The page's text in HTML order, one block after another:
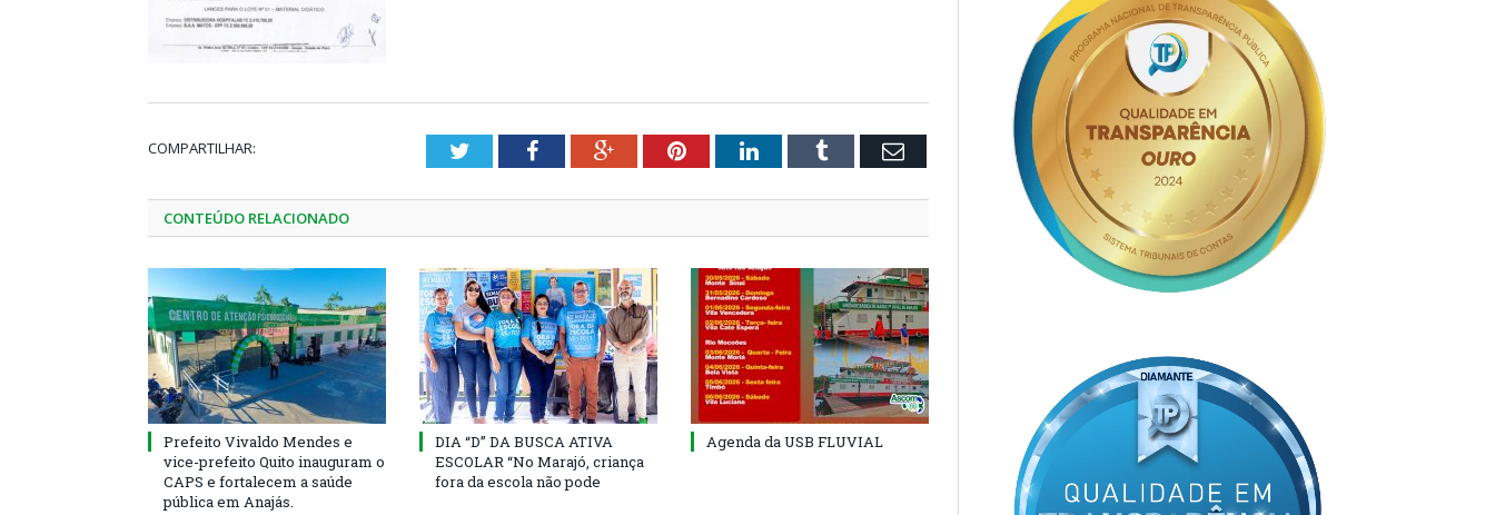
COMPARTILHAR: TwitterFacebookGoogle+PinterestLinkedInTumblr Email
CONTEÚDO RELACIONADO
Prefeito Vivaldo Mendes e
vice-prefeito Quito inauguram o
CAPS e fortalecem a saúde
pública em Anajás.
DIA “D” DA BUSCA ATIVA
ESCOLAR “No Marajó, criança
fora da escola não pode
Agenda da USB FLUVIAL